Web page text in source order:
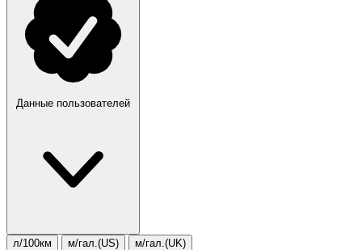
Данные пользователей
л/100км м/гал.(US) м/гал.(UK)